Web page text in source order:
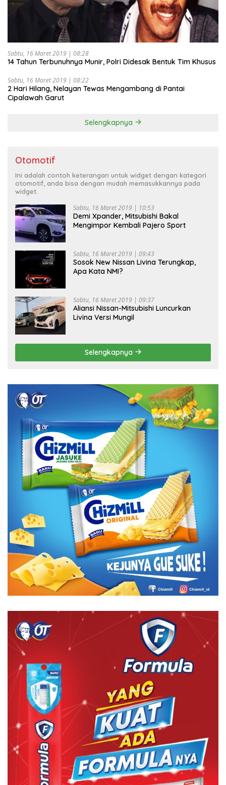
Sabtu, 16 Maret 2019 | 08:28
14 Tahun Terbunuhnya Munir, Polri Didesak Bentuk Tim Khusus
Sabtu, 16 Maret 2019 | 08:22
2 Hari Hilang, Nelayan Tewas Mengambang di Pantai
Cipalawah Garut
Selengkapnya
Otomotif
Ini adalah contoh keterangan untuk widget dengan kategori
otomotif, anda bisa dengan mudah memasukkannya pada
widget.
Sabtu, 16 Maret 2019 | 10:53
Demi Xpander, Mitsubishi Bakal
Mengimpor Kembali Pajero Sport
Sabtu, 16 Maret 2019 | 09:43
Sosok New Nissan Livina Terungkap,
Apa Kata NMI?
Sabtu, 16 Maret 2019 | 09:37
Aliansi Nissan-Mitsubishi Luncurkan
Livina Versi Mungil
Selengkapnya